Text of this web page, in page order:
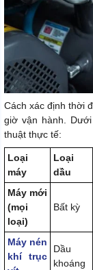
Cách xác định thời
giờ vận hành.
thuật thực tế:
Loại
máy
Loại
dầu
Máy mới
(mọi
loại)
Bất kỳ
Máy nén
khí trục
Dầu
khoáng